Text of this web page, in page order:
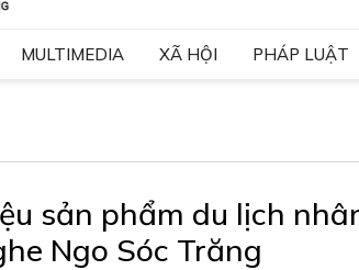
MULTIMEDIA XÃ HỘI PHÁP LUẬT
sản phẩm du lịch
Ngo Sóc Trăng